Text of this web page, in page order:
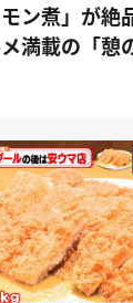
ン煮」が絶
満載の「憩